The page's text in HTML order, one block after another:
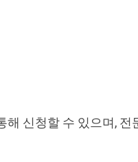
신청할 수 있으며,